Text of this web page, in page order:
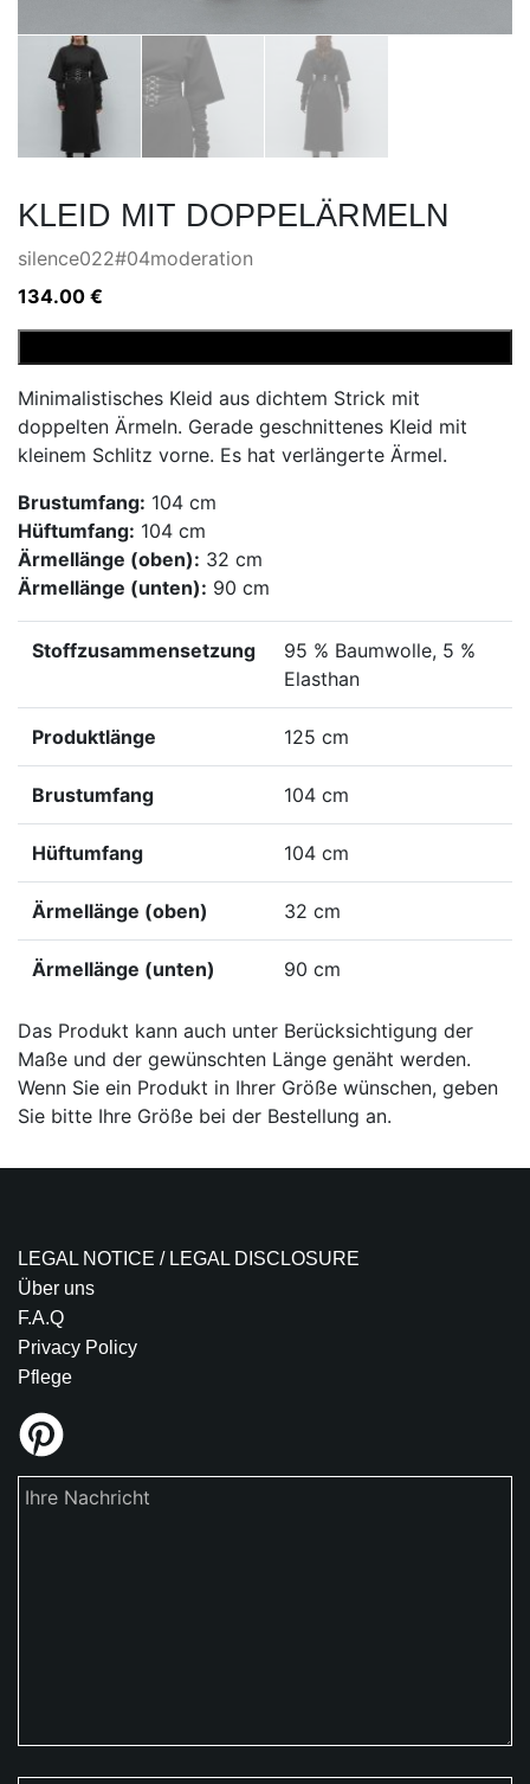
KLEID MIT DOPPELÄRMELN
silence022#04moderation
134.00 €
mit
Doppelärmeln
Menge
Minimalistisches Kleid aus dichtem Strick mit
doppelten Ärmeln. Gerade geschnittenes Kleid mit
kleinem Schlitz vorne. Es hat verlängerte Ärmel.
Brustumfang: 104 cm
Hüftumfang: 104 cm
Ärmellänge (oben): 32 cm
Ärmellänge (unten): 90 cm
Stoffzusammensetzung
95 % Baumwolle, 5 %
Elasthan
Produktlänge 125 cm
Brustumfang 104 cm
Hüftumfang 104 cm
Ärmellänge (oben) 32 cm
Ärmellänge (unten) 90 cm
Das Produkt kann auch unter Berücksichtigung der
Maße und der gewünschten Länge genäht werden.
Wenn Sie ein Produkt in Ihrer Größe wünschen, geben
Sie bitte Ihre Größe bei der Bestellung an.
LEGAL NOTICE / LEGAL DISCLOSURE
Über uns
F.A.Q
Privacy Policy
Pflege